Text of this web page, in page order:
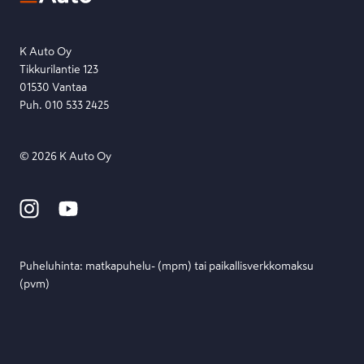
Etsi toimipiste
K Auto Oy
Tikkurilantie 123
01530 Vantaa
Puh. 010 533 2425
© 2026 K Auto Oy
Puheluhinta: matka­puhelu- (mpm) tai paikallis­verkko­maksu
(pvm)